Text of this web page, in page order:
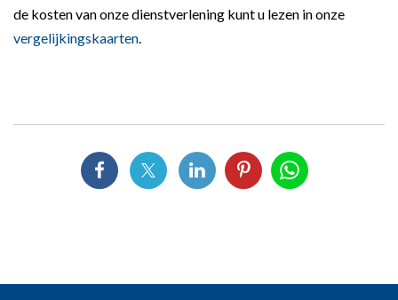
de kosten van onze dienstverlening kunt u lezen in onze
vergelijkingskaarten.